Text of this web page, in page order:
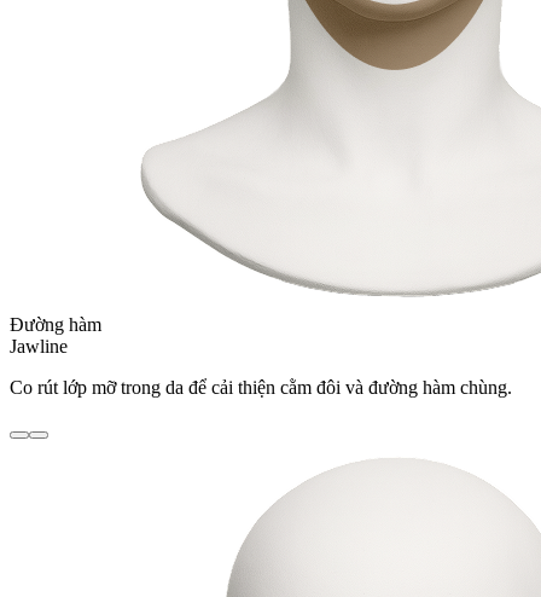
Đường hàm
Jawline
Co rút lớp mỡ trong da để cải thiện cằm đôi và đường hàm chùng.